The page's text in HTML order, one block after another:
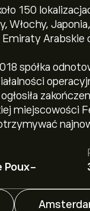
150
Włochy,
Arabskie
spółka
miejscowości
Poux-